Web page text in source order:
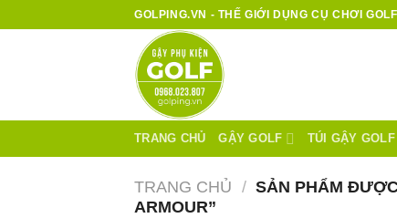
qua
GOLPING.VN - THẾ GIỚI DỤNG CỤ CHƠI GOLF
TRANG CHỦ GẬY GOLF TÚI GẬY GOLF
TRANG CHỦ / SẢN PHẨM
ARMOUR”